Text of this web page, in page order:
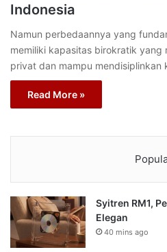
Indonesia
Namun perbedaannya yang
memiliki kapasitas birokratik yang
privat dan mampu mendisiplinkan
Read More »
Syitren RM1,
Elegan
40 mins ago